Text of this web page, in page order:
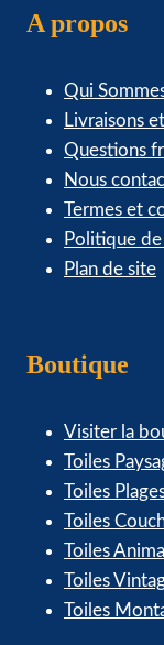
A propos
Qui
Livraisons
Questions
Nous
Termes et
Politique
Plan de site
Boutique
Visiter la
Toiles
Toiles
Toiles
Toiles
Toiles
Toiles